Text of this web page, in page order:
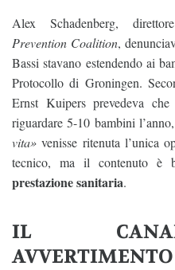
Alex Schadenberg,
Prevention Coalition,
Bassi stavano estendendo ai
Protocollo di Groningen.
Ernst Kuipers prevedeva
riguardare 5-10 bambini
vita» venisse ritenuta l’unica
tecnico, ma il contenuto è
prestazione sanitaria.
IL
AVVERTIMENTO